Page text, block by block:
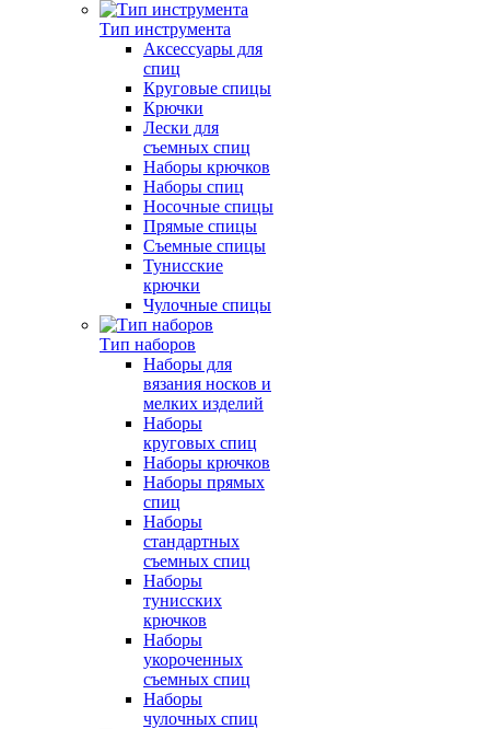
Тип инструмента
Аксессуары для
спиц
Круговые спицы
Крючки
Лески для
съемных спиц
Наборы крючков
Наборы спиц
Носочные спицы
Прямые спицы
Съемные спицы
Тунисские
крючки
Чулочные спицы
Тип наборов
Наборы для
вязания носков и
мелких изделий
Наборы
круговых спиц
Наборы крючков
Наборы прямых
спиц
Наборы
стандартных
съемных спиц
Наборы
тунисских
крючков
Наборы
укороченных
съемных спиц
Наборы
чулочных спиц